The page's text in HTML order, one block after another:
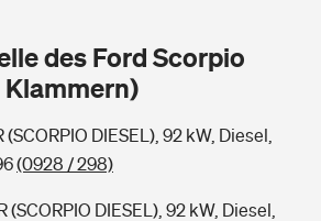
Versicherer finden
des Ford Scorpio
DIESEL), 92 kW, Diesel,
(0928 / 298)
(SCORPIO DIESEL), 92 kW, Diesel,